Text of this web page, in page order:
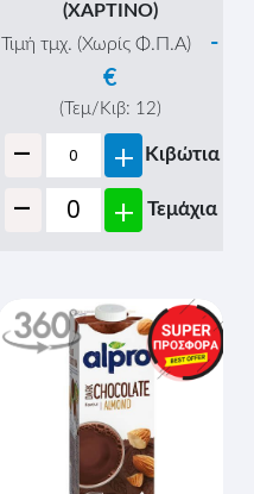
(ΧΑΡΤΙΝΟ)
Τιμή τμχ. (Χωρίς Φ.Π.Α)
-
€
(Τεμ/Κιβ: 12)
- + Κιβώτια
- + Τεμάχια